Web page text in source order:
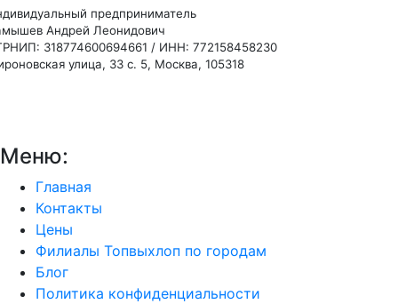
предприниматель
Андрей Леонидович
318774600694661 / ИНН: 772158458230
улица, 33 с. 5, Москва, 105318
Меню:
Главная
Контакты
Цены
Филиалы Топвыхлоп по городам
Блог
Политика конфиденциальности